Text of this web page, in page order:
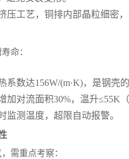
压工艺，铜排内部晶粒细密，
命：
系数达156W/(m·K)，是钢壳的
加对流面积30%，温升≤55K
监测温度，超限自动报警。
需重点考察：